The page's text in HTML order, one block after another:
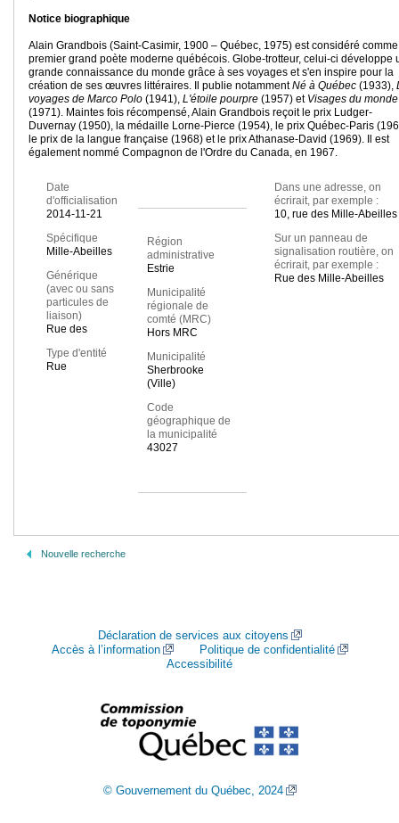
Notice biographique
Alain Grandbois (Saint-Casimir, 1900 – Québec, 1975) est considéré
premier grand poète moderne québécois. Globe-trotteur, celui-ci développe
grande connaissance du monde grâce à ses voyages et s'en inspire pour la
création de ses œuvres littéraires. Il publie notammentNé à Québec (1933),
voyages de Marco Polo (1941), L'étoile pourpre (1957) et Visages du monde
(1971). Maintes fois récompensé, Alain Grandbois reçoit le prix Ludger-
Duvernay (1950), la médaille Lorne-Pierce (1954), le prix Québec-Paris
le prix de la langue française (1968) et le prix Athanase-David (1969). Il est
également nommé Compagnon de l'Ordre du Canada, en 1967.
Date
d'officialisation
2014-11-21
Spécifique
Mille-Abeilles
Générique
(avec ou sans
particules de
liaison)
Rue des
Type d'entité
Rue
Région
administrative
Estrie
Municipalité
régionale de
comté (MRC)
Hors MRC
Municipalité
Sherbrooke
(Ville)
Code
géographique de
la municipalité
43027
Dans une adresse, on
écrirait, par exemple :
10, rue des Mille-Abeilles
Sur un panneau de
signalisation routière, on
écrirait, par exemple :
Rue des Mille-Abeilles
Nouvelle recherche
Déclaration de services aux citoyens
Accès à l’information
Politique de confidentialité
Accessibilité
© Gouvernement du Québec, 2024